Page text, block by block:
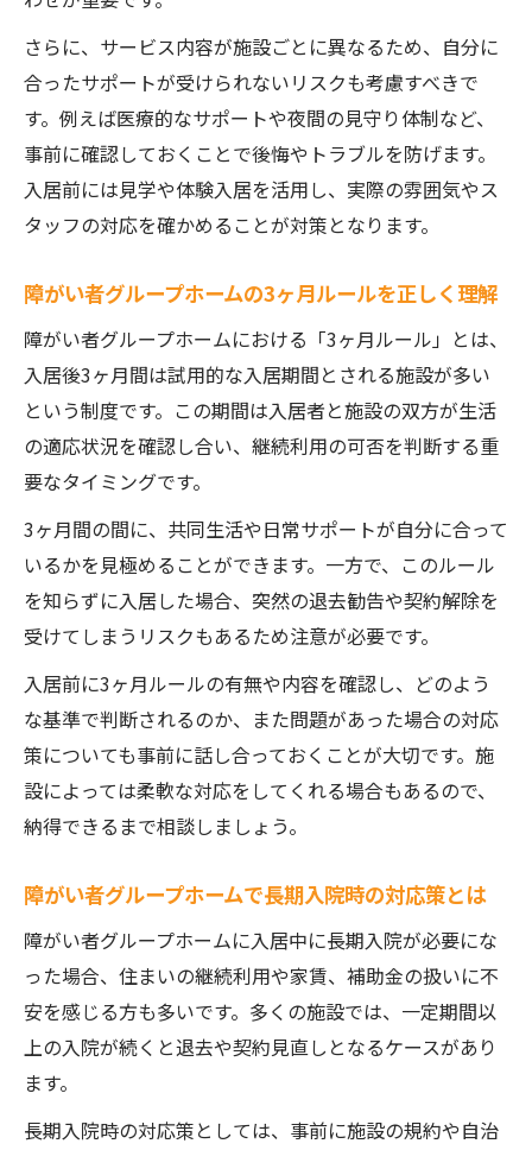
さらに、サービス内容が施設ごとに異なるため、自分に
合ったサポートが受けられないリスクも考慮すべきで
す。例えば医療的なサポートや夜間の見守り体制など、
事前に確認しておくことで後悔やトラブルを防げます。
入居前には見学や体験入居を活用し、実際の雰囲気やス
タッフの対応を確かめることが対策となります。
障がい者グループホームの3ヶ月ルールを正しく理解
障がい者グループホームにおける「3ヶ月ルール」とは、
入居後3ヶ月間は試用的な入居期間とされる施設が多い
という制度です。この期間は入居者と施設の双方が生活
の適応状況を確認し合い、継続利用の可否を判断する重
要なタイミングです。
3ヶ月間の間に、共同生活や日常サポートが自分に合って
いるかを見極めることができます。一方で、このルール
を知らずに入居した場合、突然の退去勧告や契約解除を
受けてしまうリスクもあるため注意が必要です。
入居前に3ヶ月ルールの有無や内容を確認し、どのよう
な基準で判断されるのか、また問題があった場合の対応
策についても事前に話し合っておくことが大切です。施
設によっては柔軟な対応をしてくれる場合もあるので、
納得できるまで相談しましょう。
障がい者グループホームで長期入院時の対応策とは
障がい者グループホームに入居中に長期入院が必要にな
った場合、住まいの継続利用や家賃、補助金の扱いに不
安を感じる方も多いです。多くの施設では、一定期間以
上の入院が続くと退去や契約見直しとなるケースがあり
ます。
長期入院時の対応策としては、事前に施設の規約や自治